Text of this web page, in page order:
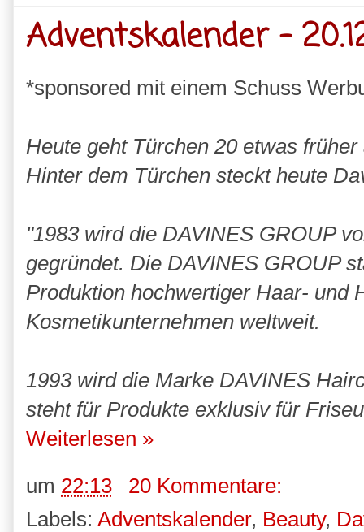
Adventskalender -
*sponsored mit einem Schuss
Heute geht Türchen 20 etwas
Hinter dem Türchen steckt heute
"1983 wird die DAVINES GROUP
gegründet. Die DAVINES GROUP
Produktion hochwertiger Haar- und
Kosmetikunternehmen weltweit.
1993 wird die Marke DAVINES
steht für Produkte exklusiv für
Weiterlesen »
um 22:13
20 Kommentare:
Labels: Adventskalender, Beauty,